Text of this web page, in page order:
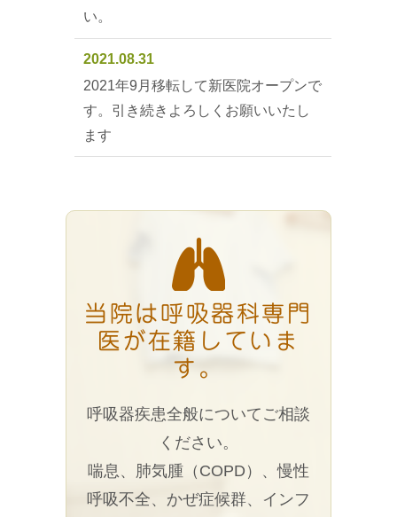
い。
2021.08.31
2021年9月移転して新医院オープンで
す。引き続きよろしくお願いいたし
ます
当院は呼吸器科専門
医が在籍していま
す。
呼吸器疾患全般についてご相談
ください。
喘息、肺気腫（COPD）、慢性
呼吸不全、かぜ症候群、インフ